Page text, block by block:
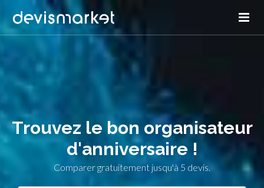
Trouvez le bon organisateur
d'anniversaire !
Comparer gratuitement jusqu'à 5 devis.